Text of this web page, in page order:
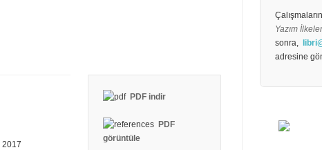
2017
PDF indir
PDF
görüntüle
Yazım
sonra,
adresine